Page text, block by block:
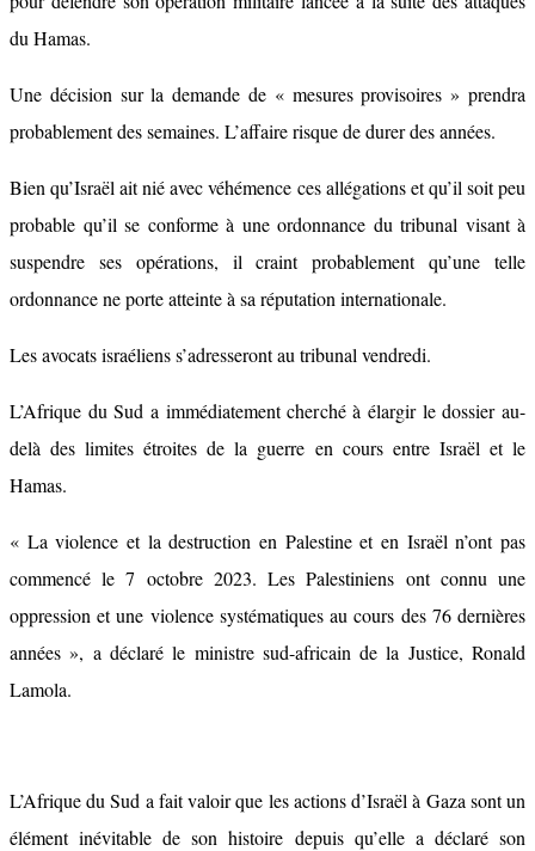
du Hamas.
Une décision sur la demande de « mesures provisoires » prendra
probablement des semaines. L’affaire risque de durer des années.
Bien qu’Israël ait nié avec véhémence ces allégations et qu’il soit peu
probable qu’il se conforme à une ordonnance du tribunal visant à
suspendre ses opérations, il craint probablement qu’une telle
ordonnance ne porte atteinte à sa réputation internationale.
Les avocats israéliens s’adresseront au tribunal vendredi.
L’Afrique du Sud a immédiatement cherché à élargir le dossier au-
delà des limites étroites de la guerre en cours entre Israël et le
Hamas.
« La violence et la destruction en Palestine et en Israël n’ont pas
commencé le 7 octobre 2023. Les Palestiniens ont connu une
oppression et une violence systématiques au cours des 76 dernières
années », a déclaré le ministre sud-africain de la Justice, Ronald
Lamola.
L’Afrique du Sud a fait valoir que les actions d’Israël à Gaza sont un
élément inévitable de son histoire depuis qu’elle a déclaré son